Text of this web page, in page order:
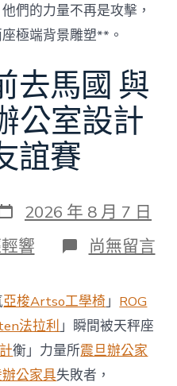
們的力量不再是攻擊，
極端背景雕塑**。
去馬國 與
公室設計
誼賽
2026 年 8 月 7 日
響 在
〈切
西
8
月
前
去
馬
尚無留言
亞梭Artso工學椅」 ROG
法拉利」瞬間被天秤座
衡」力量所震旦辦公家
公家具失敗者，